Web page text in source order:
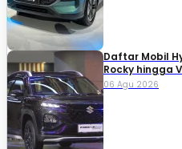
Daftar Mobil
Rocky hingga
06 Agu 2026